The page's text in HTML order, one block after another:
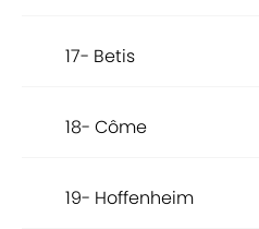
17- Betis
18- Côme
19- Hoffenheim